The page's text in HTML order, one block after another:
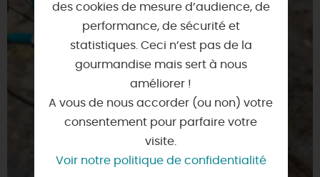
des cookies de mesure d’audience, de
performance, de sécurité et
statistiques. Ceci n’est pas de la
gourmandise mais sert à nous
améliorer !
A vous de nous accorder (ou non) votre
consentement pour parfaire votre
visite.
Voir notre politique de confidentialité